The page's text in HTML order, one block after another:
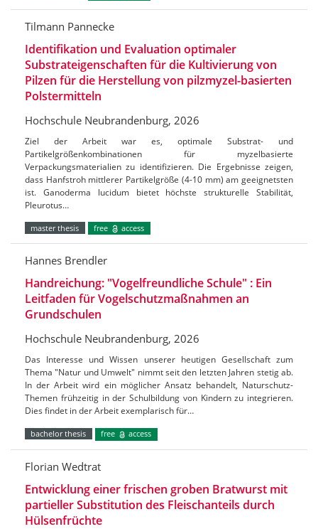
Tilmann Pannecke
Identifikation und Evaluation optimaler
Substrateigenschaften für die Kultivierung von
Pilzen für die Herstellung von pilzmyzel-basierten
Polstermitteln
Hochschule Neubrandenburg, 2026
Ziel der Arbeit war es, optimale Substrat- und
Partikelgrößenkombinationen für myzelbasierte
Verpackungsmaterialien zu identifizieren. Die Ergebnisse zeigen,
dass Hanfstroh mittlerer Partikelgröße (4-10 mm) am geeignetsten
ist. Ganoderma lucidum bietet höchste strukturelle Stabilität,
Pleurotus…
master thesis free access
Hannes Brendler
Handreichung: "Vogelfreundliche Schule" : Ein
Leitfaden für Vogelschutzmaßnahmen an
Grundschulen
Hochschule Neubrandenburg, 2026
Das Interesse und Wissen unserer heutigen Gesellschaft zum
Thema "Natur und Umwelt" nimmt seit den letzten Jahren stetig ab.
In der Arbeit wird ein möglicher Ansatz behandelt, Naturschutz-
Themen frühzeitig in der Schulbildung von Kindern zu integrieren.
Dies findet in der Arbeit exemplarisch für…
bachelor thesis free access
Florian Wedtrat
Entwicklung einer frischen groben Bratwurst mit
partieller Substitution des Fleischanteils durch
Hülsenfrüchte